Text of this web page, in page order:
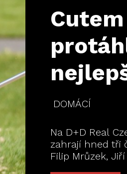
DOMÁCÍ
Na D+D Real
zahrají hned tři
Filip Mrůzek,